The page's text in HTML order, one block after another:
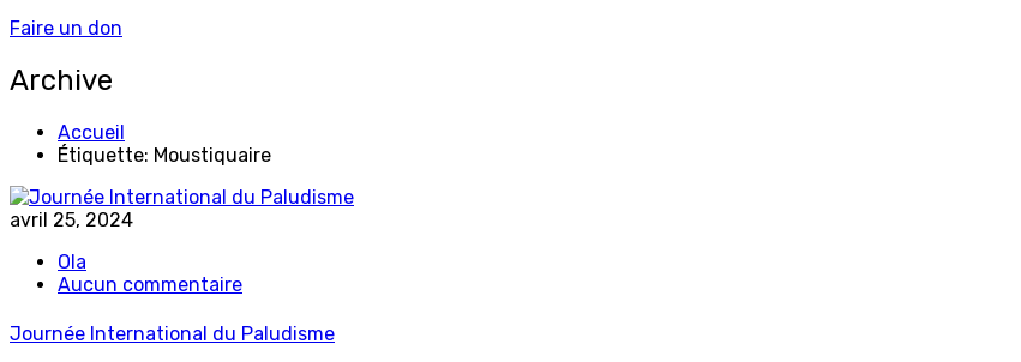
Faire un don
Archive
Accueil
Étiquette: Moustiquaire
avril 25, 2024
Ola
Aucun commentairesur
International
Journée International du Paludisme